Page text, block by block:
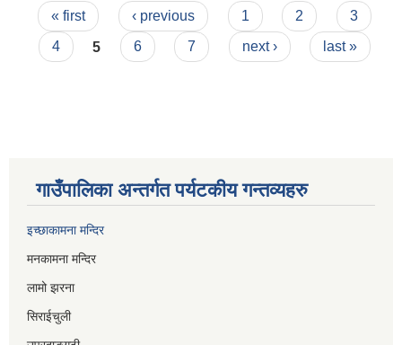
Pages
« first ‹ previous 1 2
3
4
5 6 7 next › last »
गाउँपालिका अन्तर्गत पर्यटकीय गन्तव्यहरु
इच्छाकामना मन्दिर
मनकामना मन्दिर
लामो झरना
सिराईचुली